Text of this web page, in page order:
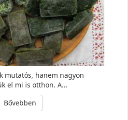
mutatós, hanem nagyon
el mi is otthon. A…
Bővebben